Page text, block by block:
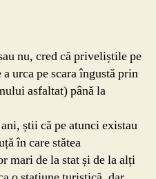
nu, cred că priveliștile pe
urca pe scara îngustă prin
asfaltat) până la
știi că pe atunci existau
în care stătea
mari de la stat și de la alți